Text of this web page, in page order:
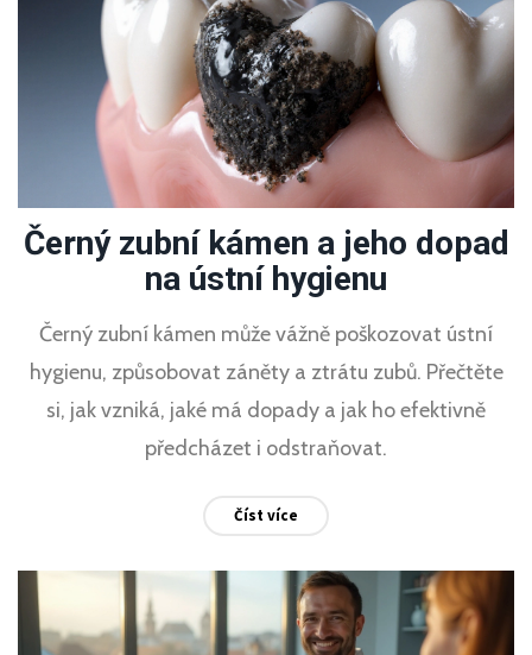
Černý zubní kámen a jeho dopad
na ústní hygienu
Černý zubní kámen může vážně poškozovat ústní
hygienu, způsobovat záněty a ztrátu zubů. Přečtěte
si, jak vzniká, jaké má dopady a jak ho efektivně
předcházet i odstraňovat.
Číst více